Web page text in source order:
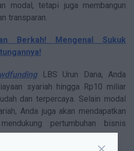
modal, tetapi juga membangun
transparan.
Berkah! Mengenal Sukuk
LBS Urun Dana, Anda
syariah hingga Rp10 miliar
dan terpercaya. Selain modal
Anda juga akan mendapatkan
pertumbuhan bisnis